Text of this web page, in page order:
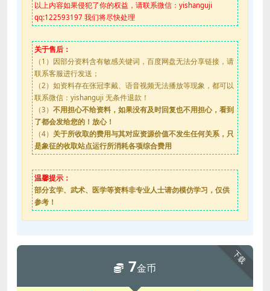
以上内容如果侵犯了你的权益，请联系微信：yishanguji
qq:122593197 我们将尽快处理
关于售后：
（1）因部分资料含有敏感关键词，百度网盘无法分享链接，请
联系客服进行发送；
（2）如资料存在张冠李戴、语音视频无法播放等现象，都可以
联系微信：yishanguji 无条件退款！
（3） 不用担心不给资料，如果没有及时回复也不用担心，看到
了都会发给您的！放心！
（4） 关于所收取的费用与其对应资源价值不发生任何关系，只
是象征的收取站点运行所消耗各项综合费用
温馨提示：
部分玄学、武术、医学等资料非专业人士请勿模仿学习，仅供
参考！
下载
7金币